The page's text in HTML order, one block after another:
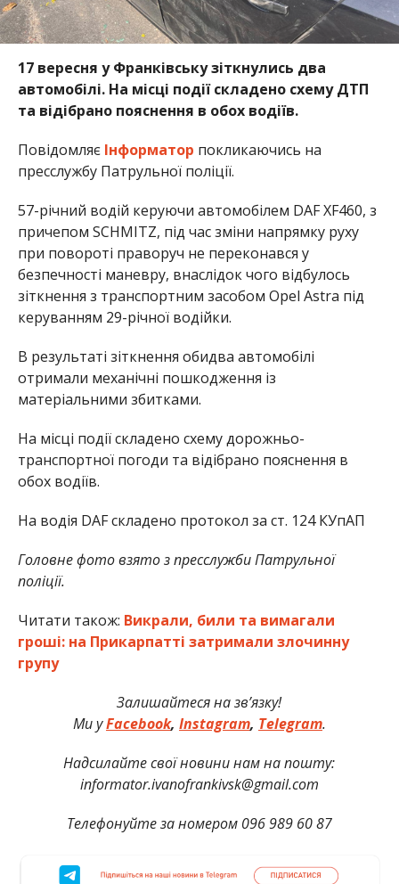
17 вересня у Франківську зіткнулись два
автомобілі. На місці події складено схему ДТП
та відібрано пояснення в обох водіїв.
Повідомляє Інформатор покликаючись на
пресслужбу Патрульної поліції.
57-річний водій керуючи автомобілем DAF XF460, з
причепом SCHMITZ, під час зміни напрямку руху
при повороті праворуч не переконався у
безпечності маневру, внаслідок чого відбулось
зіткнення з транспортним засобом Opel Astra під
керуванням 29-річної водійки.
В результаті зіткнення обидва автомобілі
отримали механічні пошкодження із
матеріальними збитками.
На місці події складено схему дорожньо-
транспортної погоди та відібрано пояснення в
обох водіїв.
На водія DAF складено протокол за ст. 124 КУпАП
Головне фото взято з пресслужби Патрульної
поліції.
Читати також: Викрали, били та вимагали
гроші: на Прикарпатті затримали злочинну
групу
Залишайтеся на зв’язку!
МиуFacebook, Instagram, Telegram.
Надсилайте свої новини нам на пошту:
informator.ivanofrankivsk@gmail.com
Телефонуйте за номером 096 989 60 87